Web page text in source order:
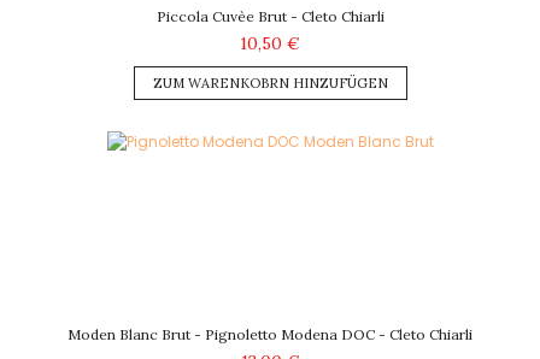
Piccola Cuvèe Brut - Cleto Chiarli
10,50 €
ZUM WARENKOBRN HINZUFÜGEN
Moden Blanc Brut - Pignoletto Modena DOC - Cleto Chiarli